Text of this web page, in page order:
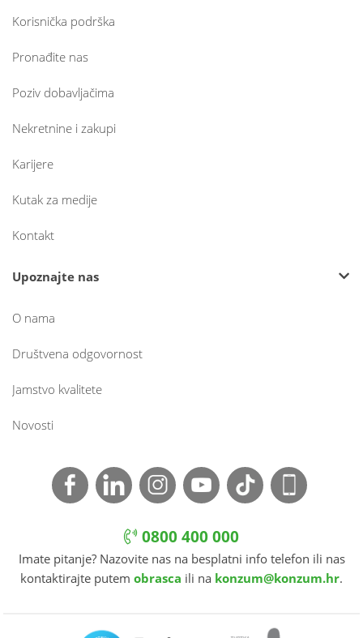
Korisnička podrška
Pronađite nas
Poziv dobavljačima
Nekretnine i zakupi
Karijere
Kutak za medije
Kontakt
Upoznajte nas
O nama
Društvena odgovornost
Jamstvo kvalitete
Novosti
0800 400 000
Imate pitanje? Nazovite nas na besplatni info telefon ili nas
kontaktirajte putem obrasca ili na konzum@konzum.hr.